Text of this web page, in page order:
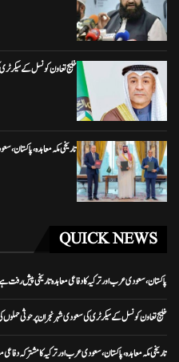
خلیج تعاون کونسل کے
تاریخی مکہ معاہدہ، پاکستان،
QUICK NEWS
پاکستان، سعودی عرب اور ترکیہ کا دفاعی معاہدہ تاریخی پیش رفت
خلیج تعاون کونسل کے سیکرٹری کی سعودی شہر نجران پر حوثی
تاریخی مکہ معاہدہ، پاکستان، سعودی عرب اور ترکیہ کا مشترکہ